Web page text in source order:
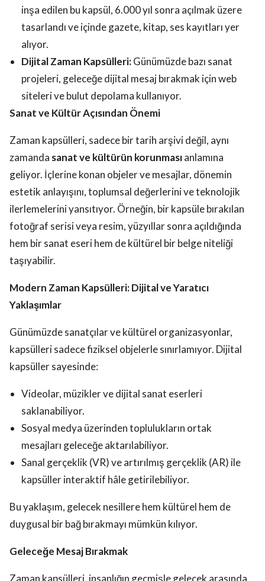
inşa edilen bu kapsül, 6.000 yıl sonra açılmak üzere
tasarlandı ve içinde gazete, kitap, ses kayıtları yer
alıyor.
Dijital Zaman Kapsülleri:Günümüzde bazı sanat
projeleri, geleceğe dijital mesaj bırakmak için web
siteleri ve bulut depolama kullanıyor.
Sanat ve Kültür Açısından Önemi
Zaman kapsülleri, sadece bir tarih arşivi değil, aynı
zamanda sanat ve kültürün korunmasıanlamına
geliyor. İçlerine konan objeler ve mesajlar, dönemin
estetik anlayışını, toplumsal değerlerini ve teknolojik
ilerlemelerini yansıtıyor. Örneğin, bir kapsüle bırakılan
fotoğraf serisi veya resim, yüzyıllar sonra açıldığında
hem bir sanat eseri hem de kültürel bir belge niteliği
taşıyabilir.
Modern Zaman Kapsülleri: Dijital ve Yaratıcı
Yaklaşımlar
Günümüzde sanatçılar ve kültürel organizasyonlar,
kapsülleri sadece fiziksel objelerle sınırlamıyor. Dijital
kapsüller sayesinde:
Videolar, müzikler ve dijital sanat eserleri
saklanabiliyor.
Sosyal medya üzerinden toplulukların ortak
mesajları geleceğe aktarılabiliyor.
Sanal gerçeklik (VR) ve artırılmış gerçeklik (AR) ile
kapsüller interaktif hâle getirilebiliyor.
Bu yaklaşım, gelecek nesillere hem kültürel hem de
duygusal bir bağ bırakmayı mümkün kılıyor.
Geleceğe Mesaj Bırakmak
Zaman kapsülleri, insanlığın geçmişle gelecek arasında